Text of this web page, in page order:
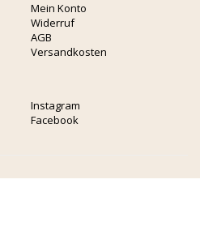
Mein Konto
Widerruf
AGB
Versandkosten
Instagram
Facebook